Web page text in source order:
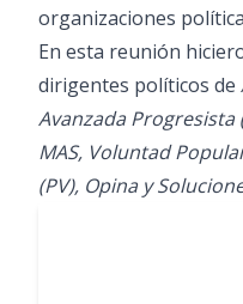
organizaciones
En esta reunión
dirigentes políticos de
Avanzada Progresista
MAS, Voluntad
(PV), Opina y